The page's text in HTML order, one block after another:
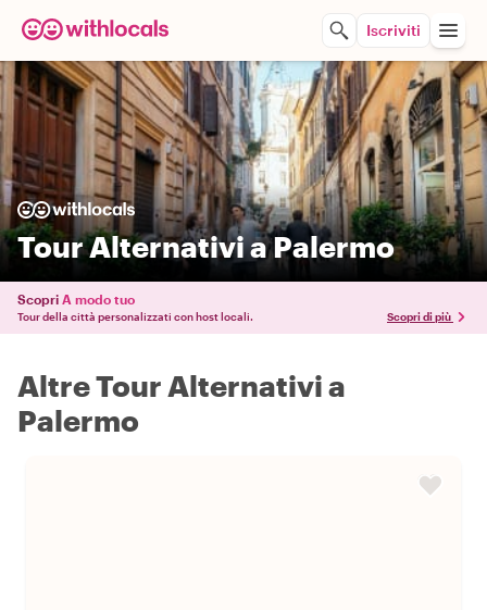
Iscriviti
Tour Alternativi a Palermo
Scopri A modo tuo
Tour della città personalizzati con host locali. Scopri di più
Altre Tour Alternativi a
Palermo